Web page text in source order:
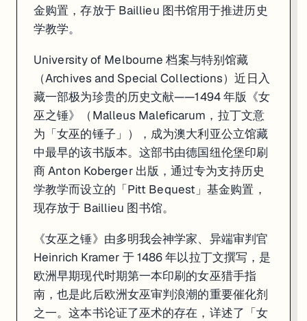
金购置，存放于 Baillieu 图书馆用于推进历史
学教学。
University of Melbourne 档案与特别馆藏
（Archives and Special Collections）近日入
藏一部极为珍贵的历史文献——1494 年版《女
巫之锤》（Malleus Maleficarum，拉丁文意
为「女巫的锤子」），成为澳大利亚公立馆藏
中最早的该书版本。这部书由德国纽伦堡印刷
商 Anton Koberger 出版，通过专为支持历史
学教学而设立的「Pitt Bequest」基金购置，
现存放于 Baillieu 图书馆。
《女巫之锤》由多明我会神学家、异端审判官
Heinrich Kramer 于 1486 年以拉丁文撰写，是
欧洲早期现代时期第一本印刷的女巫猎手指
南，也是此后欧洲女巫审判浪潮的重要催化剂
之一。这本书论证了巫术的存在，详述了「女